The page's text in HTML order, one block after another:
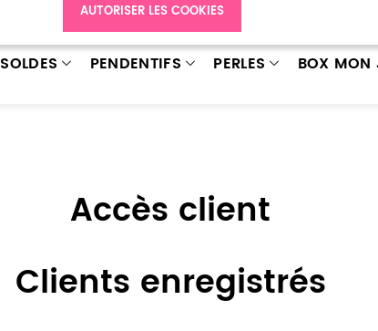
AUTORISER LES COOKIES
SOLDES PENDENTIFS PERLES BOX MON
Accès client
Clients enregistrés